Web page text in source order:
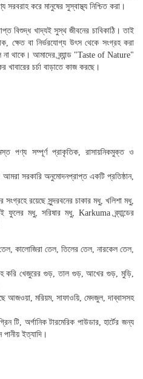
করে মানুষের সুস্বাস্থ্য নিশ্চিত করা।
বিশুদ্ধ খাদ্যই সুস্থ জীবনের চাবিকাঠি। তাই
ক্ষেত বা নির্ভরযোগ্য উৎস থেকে সংগ্রহ করা
থাকে। আমাদের ব্র্যান্ড "Taste of Nature"
খাবারের চর্চা বাড়াতে কাজ করছে।
পণ্য সম্পূর্ণ প্রাকৃতিক, রাসায়নিকমুক্ত ও
সরকারি অনুমোদনপ্রাপ্ত একটি প্রতিষ্ঠান,
রয়েছে সুন্দরবনের চাকার মধু, খলিশা মধু,
মধু, সরিষার মধু, Karkuma ব্র্যান্ডের
কালোজিরা তেল, তিলের তেল, নারকেল তেল,
করি খেজুরের গুড়, তাল গুড়, আখের গুড়, মুড়ি,
আজওয়া, মরিয়ম, সাফাওয়ি, মেদজুল, দাব্বাসসহ
অর্গানিক টারমেরিক পাউডার, হার্টের জন্য
ইত্যাদি।